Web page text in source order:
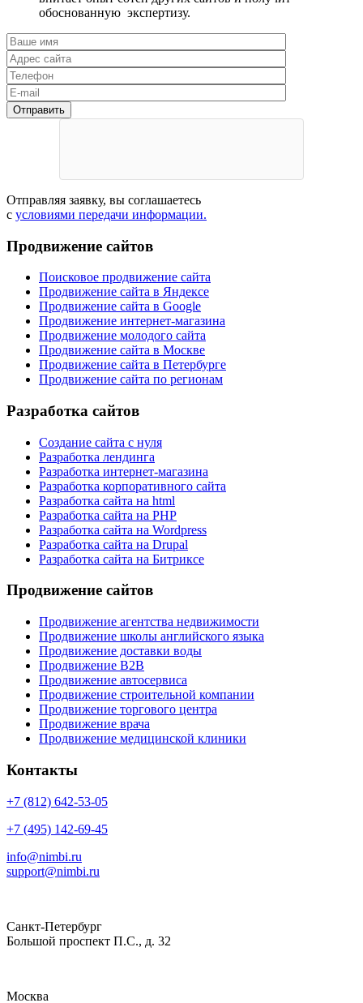
обоснованную экспертизу.
Отправляя заявку, вы соглашаетесь
с условиями передачи информации.
Продвижение сайтов
Поисковое продвижение сайта
Продвижение сайта в Яндексе
Продвижение сайта в Google
Продвижение интернет-магазина
Продвижение молодого сайта
Продвижение сайта в Москве
Продвижение сайта в Петербурге
Продвижение сайта по регионам
Разработка сайтов
Создание сайта с нуля
Разработка лендинга
Разработка интернет-магазина
Разработка корпоративного сайта
Разработка сайта на html
Разработка сайта на PHP
Разработка сайта на Wordpress
Разработка сайта на Drupal
Разработка сайта на Битриксе
Продвижение сайтов
Продвижение агентства недвижимости
Продвижение школы английского языка
Продвижение доставки воды
Продвижение B2B
Продвижение автосервиса
Продвижение строительной компании
Продвижение торгового центра
Продвижение врача
Продвижение медицинской клиники
Контакты
+7 (812) 642-53-05
+7 (495) 142-69-45
info@nimbi.ru
support@nimbi.ru
Санкт-Петербург
Большой проспект П.С., д. 32
Москва